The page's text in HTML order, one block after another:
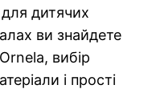
дитячих
ви знайдете
вибір
і прості